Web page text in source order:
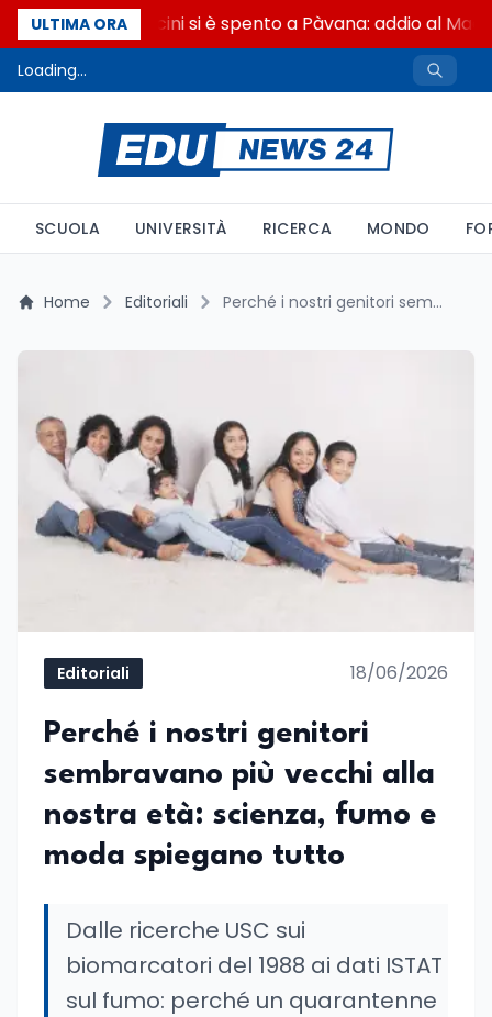
ULTIMA ORA
Francesco Guccini si è spento a Pàvana: addio al
Loading...
SCUOLA UNIVERSITÀ RICERCA MONDO
Home Editoriali Perché i nostri genitori sembravano più vecchi alla nostra età: scienza, fumo e moda spiegano tutto
Editoriali 18/06/2026
Perché i nostri genitori
sembravano più vecchi alla
nostra età: scienza, fumo e
moda spiegano tutto
Dalle ricerche USC sui
biomarcatori del 1988 ai dati ISTAT
sul fumo: perché un quarantenne